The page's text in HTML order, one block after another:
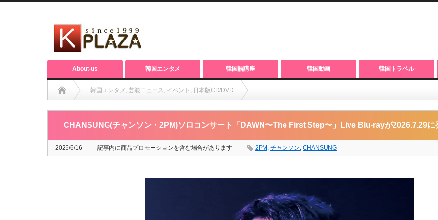
About-us 韓国エンタメ 韓国語講座 韓国動画 韓国トラベル
韓国エンタメ , 芸能ニュース, イベント , 日本版CD/DVD
CHANSUNG(チャンソン・2PM)ソロコンサート「DAWN〜The First Step〜」Live Blu-rayが2026.7.29に発売決定！
CHANSUNG(チャンソン・2PM)ソロコンサート「DAWN〜The First Step〜」Live Blu-rayが2026.7.29に
2026/6/16 記事内に商品プロモーションを含む場合があります 2PM , チャンソン, CHANSUNG